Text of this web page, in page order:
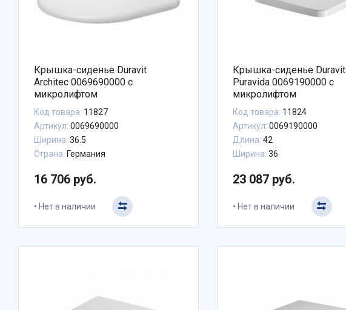
Крышка-сиденье Duravit
Architec 0069690000 с
микролифтом
Код товара: 11827
Артикул: 0069690000
Ширина: 36.5
Страна: Германия
16 706 руб.
Нет в наличии
Крышка-сиденье Duravit
Puravida 0069190000 с
микролифтом
Код товара: 11824
Артикул: 0069190000
Длина: 42
Ширина: 36
23 087 руб.
Нет в наличии